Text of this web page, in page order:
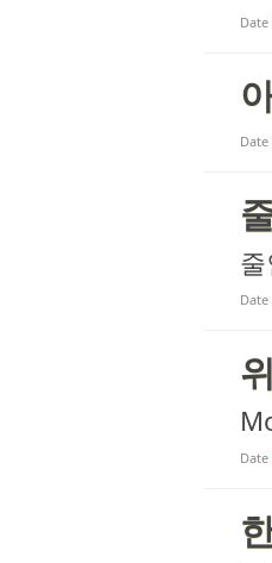
Date
Date
Date
Date